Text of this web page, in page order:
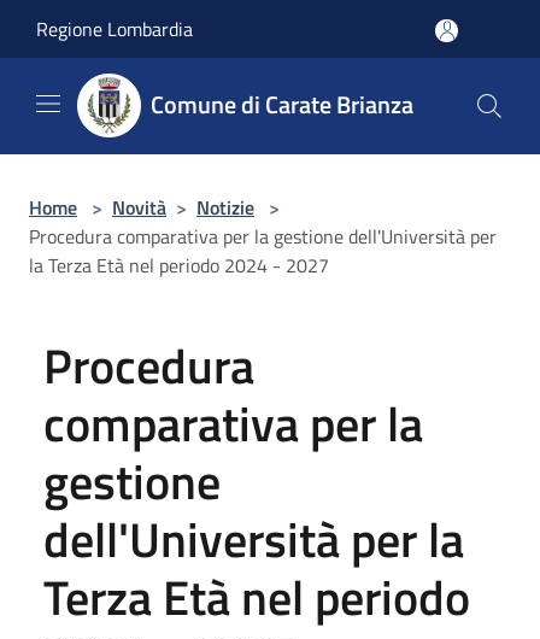
Regione Lombardia
Comune di Carate Brianza
Home > Novità > Notizie >
Procedura comparativa per la gestione dell'Università per
la Terza Età nel periodo 2024 - 2027
Procedura
comparativa per la
gestione
dell'Università per la
Terza Età nel periodo